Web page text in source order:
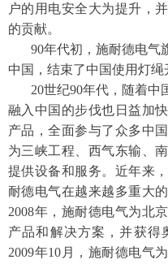
户的用电安全大为提升，
的贡献。
90年代初，施耐德电气
中国，结束了中国使用灯绳
20世纪90年代，随着
融入中国的步伐也日益加
产品，全面参与了众多中
为三峡工程、西气东输、
提供设备和服务。近年来
耐德电气在越来越多重大
2008年，施耐德电气为北
产品和解决方案，并获得
2009年10月，施耐德电气